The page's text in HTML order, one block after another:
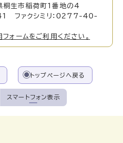
生市稲荷町1番地の4
ファクシミリ：0277-40-
ォームをご利用ください。
トップページへ戻る
スマートフォン表示